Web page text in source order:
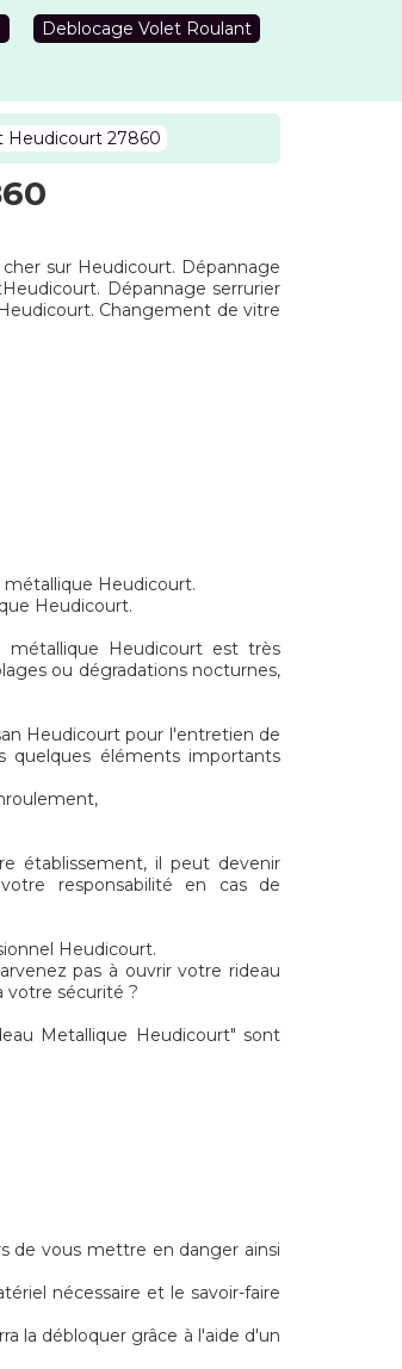
Deblocage Volet Roulant
Heudicourt 27860
sur Heudicourt. Dépannage
Dépannage serrurier
Changement de vitre
Heudicourt.
Heudicourt.
métallique Heudicourt est très
ou dégradations nocturnes,
Heudicourt pour l'entretien de
quelques éléments importants
établissement, il peut devenir
responsabilité en cas de
Heudicourt.
pas à ouvrir votre rideau
votre sécurité ?
Metallique Heudicourt" sont
de vous mettre en danger ainsi
nécessaire et le savoir-faire
la débloquer grâce à l'aide d'un